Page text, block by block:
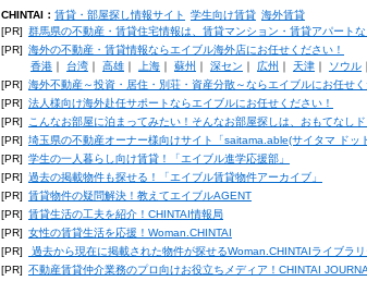
CHINTAI： 賃貸・部屋探し情報サイト 学生向け賃貸 海外賃貸
[PR] 群馬県の不動産・賃貸住宅情報は、賃貸マンション・賃貸アパート
[PR] 海外の不動産・賃貸情報ならエイブル海外店にお任せください！
香港｜ 台湾｜ 高雄｜ 上海｜ 蘇州 深セン 広州 天津｜ ソウル
[PR] 海外不動産～投資・居住・別荘・資産分散～ならエイブルにお任せ
[PR] 法人様向け海外赴任サポートならエイブルにお任せください！
[PR]
こんなお部屋に泊まってみたい！そんなお部屋探しは、おもてなし
[PR] 埼玉県の不動産オーナー様向けサイト「saitama.able(サイタマ ドッ
[PR] 学生の一人暮らし向け賃貸！「エイブル進学応援部」
[PR] 過去の掲載物件も探せる！「エイブル賃貸物件アーカイブ」
[PR] 賃貸物件の疑問解決！教えてエイブルAGENT
[PR] 賃貸生活の工夫を紹介！CHINTAI情報局
[PR] 女性の賃貸生活を応援！Woman.CHINTAI
[PR]
過去から現在に掲載された物件が探せるWoman.CHINTAIライブラリ
[PR] 不動産賃貸仲介業務のプロ向けお役立ちメディア！CHINTAI